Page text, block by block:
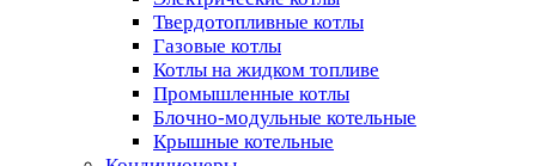
Твердотопливные котлы
Газовые котлы
Котлы на жидком топливе
Промышленные котлы
Блочно-модульные котельные
Крышные котельные